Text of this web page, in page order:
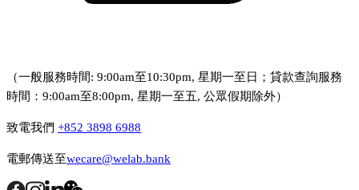
（一般服務時間: 9:00am至10:30pm, 星期一至日；貸款查詢服務
時間：9:00am至8:00pm, 星期一至五, 公眾假期除外）
致電我們 +852 3898 6988
電郵傳送至wecare@welab.bank